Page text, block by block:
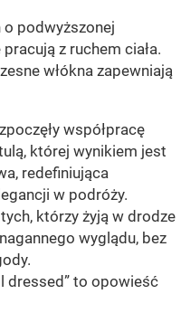
podwyższonej
z ruchem ciała.
włókna zapewniają
współpracę
której wynikiem jest
redefiniująca
w podróży.
którzy żyją w drodze
wyglądu, bez
dressed” to opowieść